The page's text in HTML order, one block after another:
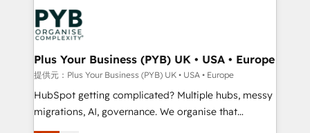
expertise to deliver the solutions you need.
and growth-led companies across technology,
professional services, financial services and
industrial sectors. Offices in Johannesburg, Cape
Town, Dubai & London. 500+ HubSpot CRM
implementations delivered. AI visibility coverage
across ChatGPT, Claude, Perplexity, Gemini and
Google AI Overviews. HubSpot Impact Award -
Plus Your Business (PYB) UK • USA • Europe
提供元：Plus Your Business (PYB) UK • USA • Europe
HubSpot getting complicated? Multiple hubs, messy
migrations, AI, governance. We organise that
complexity, so your team can put HubSpot to work...